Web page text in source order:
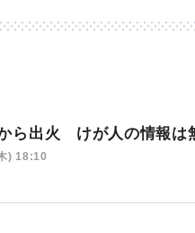
ら出火 けが人の情報
) 18:10